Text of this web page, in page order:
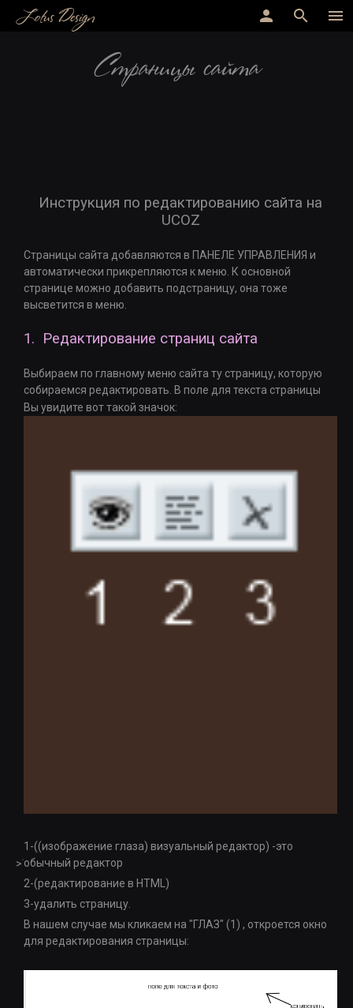
menu
search
person
Lotus Design
Страницы сайта
>
Инструкция по редактированию сайта на
UCOZ
Страницы сайта добавляются в ПАНЕЛЕ УПРАВЛЕНИЯ и
автоматически прикрепляются к меню. К основной
странице можно добавить подстраницу, она тоже
высветится в меню.
1. Редактирование страниц сайта
Выбираем по главному меню сайта ту страницу, которую
собираемся редактировать. В поле для текста страницы
Вы увидите вот такой значок:
1-((изображение глаза) визуальный редактор) -это
обычный редактор
2-(редактирование в HTML)
3-удалить страницу.
В нашем случае мы кликаем на "ГЛАЗ" (1) , откроется окно
для редактирования страницы: